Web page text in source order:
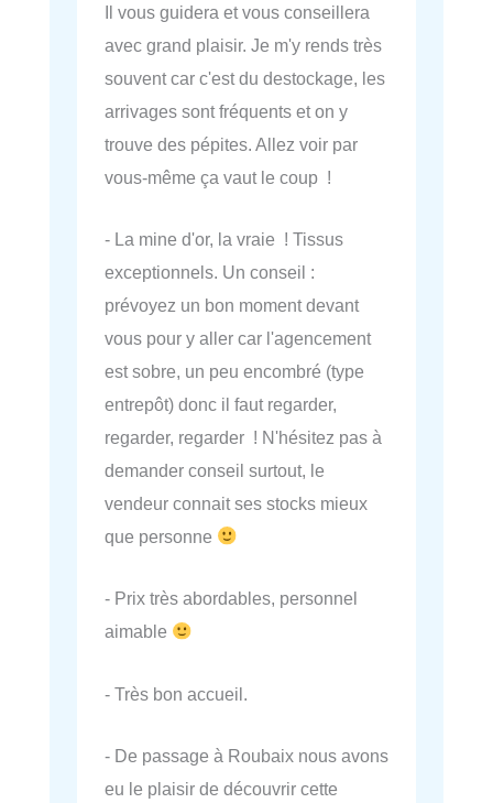
Il vous guidera et vous conseillera
avec grand plaisir. Je m'y rends très
souvent car c'est du destockage, les
arrivages sont fréquents et on y
trouve des pépites. Allez voir par
vous-même ça vaut le coup !
- La mine d'or, la vraie ! Tissus
exceptionnels. Un conseil :
prévoyez un bon moment devant
vous pour y aller car l'agencement
est sobre, un peu encombré (type
entrepôt) donc il faut regarder,
regarder, regarder ! N'hésitez pas à
demander conseil surtout, le
vendeur connait ses stocks mieux
que personne
- Prix très abordables, personnel
aimable
- Très bon accueil.
- De passage à Roubaix nous avons
eu le plaisir de découvrir cette